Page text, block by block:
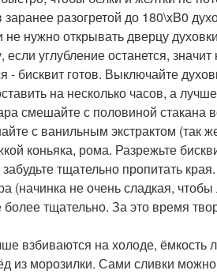
разогретой до 180\xB0
нужно открывать дверцу
углубление останется,
бисквит готов. Выключайте
на несколько часов, а
смешайте с половиной стакана
с ванильным экстрактом (так
коньяка, рома. Разрежьте
тщательно пропитать края.
(начинка не очень сладкая,
более тщательно. За это время
взбиваются на холоде, ёмкость
из морозилки. Сами сливки можно